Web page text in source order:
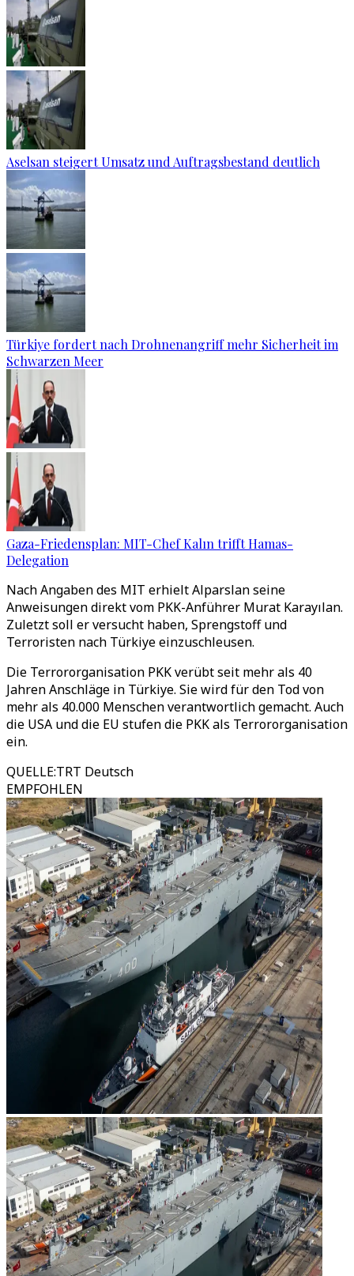
Aselsan steigert Umsatz und Auftragsbestand deutlich
Türkiye fordert nach Drohnenangriff mehr Sicherheit im
Schwarzen Meer
Gaza-Friedensplan: MIT-Chef Kalın trifft Hamas-
Delegation
Nach Angaben des MIT erhielt Alparslan seine
Anweisungen direkt vom PKK-Anführer Murat Karayılan.
Zuletzt soll er versucht haben, Sprengstoff und
Terroristen nach Türkiye einzuschleusen.
Die Terrororganisation PKK verübt seit mehr als 40
Jahren Anschläge in Türkiye. Sie wird für den Tod von
mehr als 40.000 Menschen verantwortlich gemacht. Auch
die USA und die EU stufen die PKK als Terrororganisation
ein.
QUELLE:TRT Deutsch
EMPFOHLEN